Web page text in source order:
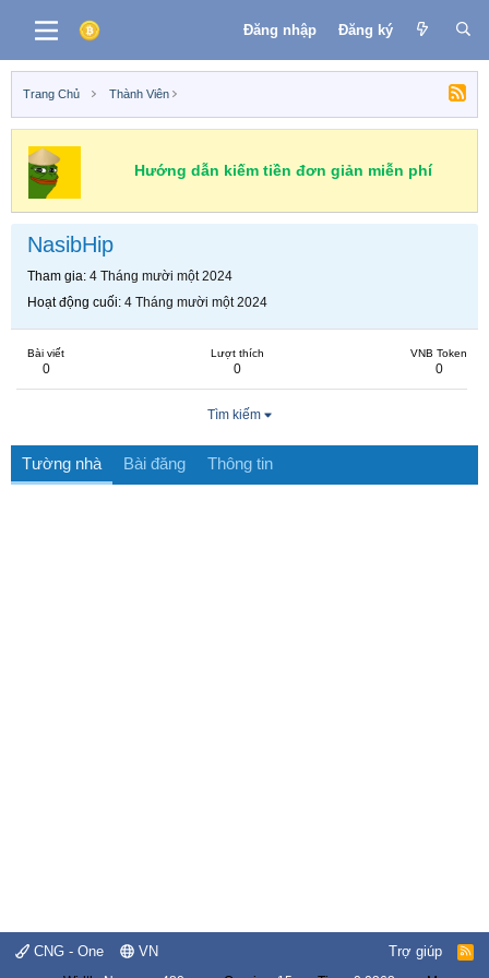
Đăng nhập Đăng ký
Trang Chủ Thành Viên
Hướng dẫn kiếm tiền đơn giản miễn phí
NasibHip
Tham gia 4 Tháng mười một 2024
Hoạt động cuối 4 Tháng mười một 2024
Bài viết
0
Lượt thích
0
VNB Token
0
Tìm kiếm
Tường nhà Bài đăng Thông tin
CNG - One VN Trợ giúp
R